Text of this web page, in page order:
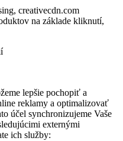
creativecdn.com
na základe kliknutí,
lepšie pochopiť a
reklamy a optimalizovať
účel synchronizujeme Vaše
externými
ich služby: